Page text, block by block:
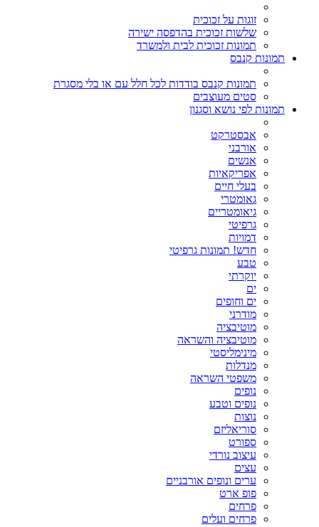
זוגות על זכוכית
שלשות זכוכית בהדפסה ישירה
תמונות זכוכית לבית ולמשרד
תמונות קנבס
תמונות קנבס בודדות לכל חלל עם או בלי מסגרת
סטים מעוצבים
תמונות לפי נושא וסגנון
אבסטרקט
אורבני
אנשים
אפריקאיות
בעלי חיים
גאומטרי
גיאומטריים
גרפיטי
דמויות
חדש! תמונות גרפיטי
טבע
יוקרתי
ים
ים וחופים
מודרני
מוטיבציה
מוטיבציה והשראה
מינימליסטי
מנדלות
משפטי השראה
נופים
נופים וטבע
נוצות
סוריאליזם
ספורט
עיצוב נורדי
עצים
ערים ונופים אורבניים
פופ ארט
פרחים
פרחים ועלים